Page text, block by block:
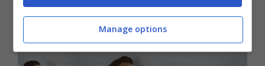
Manage options